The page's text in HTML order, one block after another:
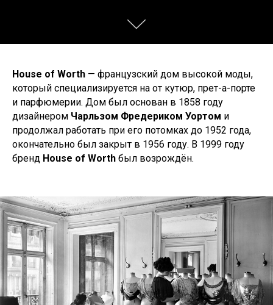
House of Worth — французский дом высокой моды,
который специализируется на от кутюр, прет-а-порте
и парфюмерии. Дом был основан в 1858 году
дизайнером Чарльзом Фредериком Уортом и
продолжал работать при его потомках до 1952 года,
окончательно был закрыт в 1956 году. В 1999 году
бренд House of Worth был возрождён.